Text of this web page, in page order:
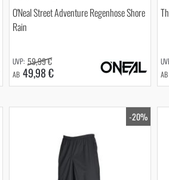
O'Neal Street Adventure Regenhose Shore
Rain
AB 49,98 €
59,99 €
AB
-20%